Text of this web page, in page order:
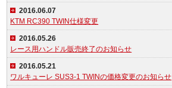
2016.06.07
KTM RC390 TWIN仕様変更
2016.05.26
レース用ハンドル販売終了のお知らせ
2016.05.21
ワルキューレ SUS3-1 TWINの価格変更のお知らせ